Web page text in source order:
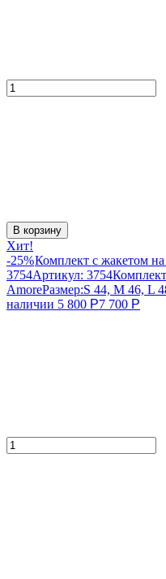
В корзину
Хит!
-25%Комплект с жакетом
3754Артикул: 3754
AmoreРазмер:S 44, M 46, L
наличии 5 800 Р7 700 Р